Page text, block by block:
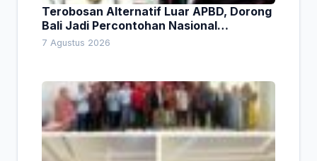
Terobosan Alternatif Luar APBD, Dorong
Bali Jadi Percontohan Nasional
Pembiayaan Daerah
7 Agustus 2026